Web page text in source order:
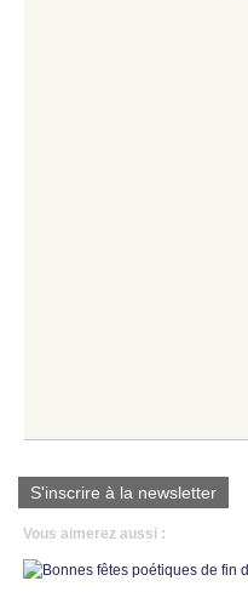
S'inscrire à la newsletter
Vous aimerez aussi :